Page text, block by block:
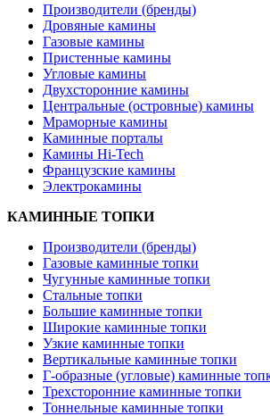
Производители (бренды)
Дровяные камины
Газовые камины
Пристенные камины
Угловые камины
Двухсторонние камины
Центральные (островные) камины
Мраморные камины
Каминные порталы
Камины Hi-Tech
Французские камины
Электрокамины
КАМИННЫЕ ТОПКИ
Производители (бренды)
Газовые каминные топки
Чугунные каминные топки
Стальные топки
Большие каминные топки
Широкие каминные топки
Узкие каминные топки
Вертикальные каминные топки
Г-образные (угловые) каминные
Трехсторонние каминные топки
Тоннельные каминные топки